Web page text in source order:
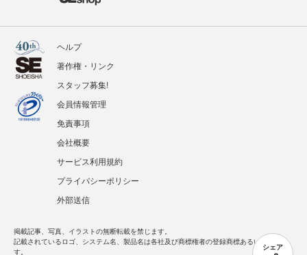
シェア
ヘルプ
著作権・リンク
スタッフ募集!
会員情報管理
免責事項
会社概要
サービス利用規約
プライバシーポリシー
外部送信
掲載記事、写真、イラストの無断転載を禁じます。
記載されているロゴ、システム名、製品名は各社及び商標権者の登録商標あるいは商標で
す。